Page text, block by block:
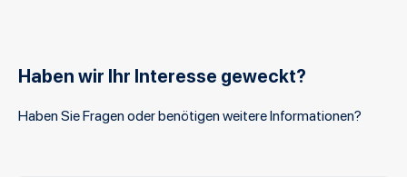
Haben wir Ihr Interesse geweckt?
Haben Sie Fragen oder benötigen weitere Informationen?